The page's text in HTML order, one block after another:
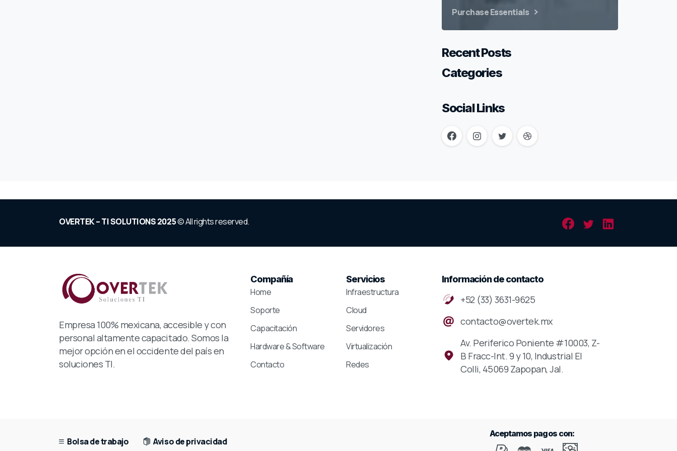
Purchase Essentials
Recent Posts
Categories
Social Links
OVERTEK – TI SOLUTIONS 2025© All rights reserved.
Empresa 100% mexicana, accesible y con
personal altamente capacitado. Somos la
mejor opción en el occidente del país en
soluciones TI.
Compañía
Home
Soporte
Capacitación
Hardware & Software
Contacto
Servicios
Infraestructura
Cloud
Servidores
Virtualización
Redes
Informacióndecontacto
+52 (33) 3631-9625
contacto@overtek.mx
Av. Periferico Poniente #10003, Z-
B Fracc-Int. 9 y 10, Industrial El
Colli, 45069 Zapopan, Jal.
Bolsa de trabajo Aviso de privacidad
Aceptamos pagos con: